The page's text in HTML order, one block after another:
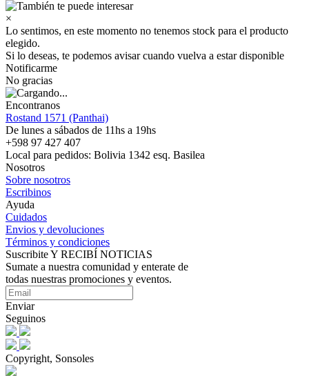
×
Lo sentimos, en este momento no tenemos stock para el producto
elegido.
Si lo deseas, te podemos avisar cuando vuelva a estar disponible
Notificarme
No gracias
Encontranos
Rostand 1571 (Panthai)
De lunes a sábados de 11hs a 19hs
+598 97 427 407
Local para pedidos: Bolivia 1342 esq. Basilea
Nosotros
Sobre nosotros
Escribinos
Ayuda
Cuidados
Envios y devoluciones
Términos y condiciones
Suscribite Y RECIBÍ NOTICIAS
Sumate a nuestra comunidad y enterate de
todas nuestras promociones y eventos.
Enviar
Seguinos
Copyright, Sonsoles